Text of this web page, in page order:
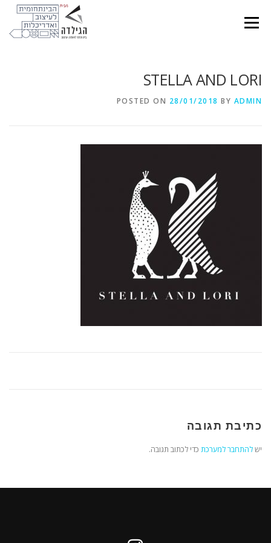
content
Menu
STELLA AND LORI
POSTED ON 28/01/2018 BY ADMIN
כתיבת תגובה
ישלהתחבר למערכת כדי לכתוב תגובה.